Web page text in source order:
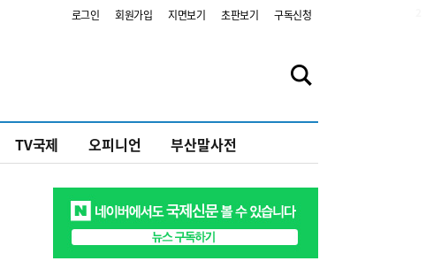
로그인 회원가입 지면보기 초판보기 구독신청
TV국제 오피니언 부산말사전